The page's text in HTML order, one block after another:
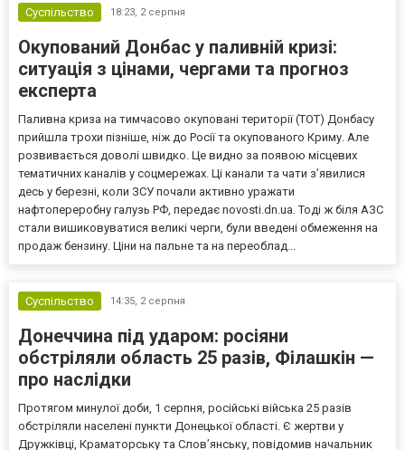
Суспільство 18:23, 2 серпня
Окупований Донбас у паливній кризі:
ситуація з цінами, чергами та прогноз
експерта
Паливна криза на тимчасово окуповані території (ТОТ) Донбасу
прийшла трохи пізніше, ніж до Росії та окупованого Криму. Але
розвивається доволі швидко. Це видно за появою місцевих
тематичних каналів у соцмережах. Ці канали та чати з’явилися
десь у березні, коли ЗСУ почали активно уражати
нафтопереробну галузь РФ, передає novosti.dn.ua. Тоді ж біля АЗС
стали вишиковуватися великі черги, були введені обмеження на
продаж бензину. Ціни на пальне та на переоблад...
Суспільство 14:35, 2 серпня
Донеччина під ударом: росіяни
обстріляли область 25 разів, Філашкін —
про наслідки
Протягом минулої доби, 1 серпня, російські війська 25 разів
обстріляли населені пункти Донецької області. Є жертви у
Дружківці, Краматорську та Слов’янську, повідомив начальник